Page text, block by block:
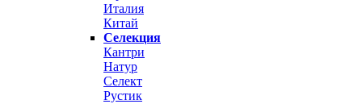
Италия
Китай
Селекция
Кантри
Натур
Селект
Рустик